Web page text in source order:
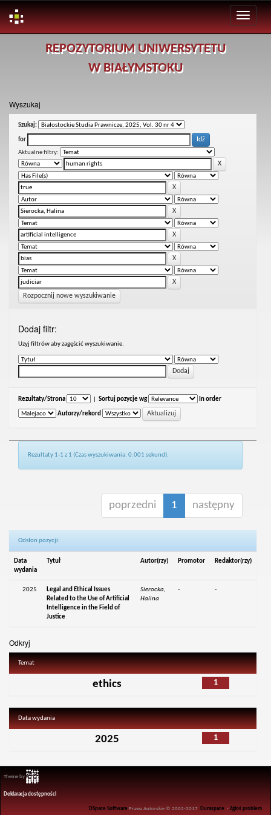
REPOZYTORIUM UNIWERSYTETU
W BIAŁYMSTOKU
Wyszukaj
Szukaj:
for
Aktualne filtry:
Rozpocznij nowe wyszukiwanie
Dodaj filtr:
Uzyj filtrów aby zagęścić wyszukiwanie.
Rezultaty/Strona Sortuj pozycje wg In order
Autorzy/rekord
Rezultaty 1-1 z 1 (Czas wyszukiwania: 0.001 sekund).
poprzedni 1 następny
Odsłon pozycji:
Data
wydania
Tytuł Autor(rzy) Promotor Redaktor(rzy)
2025
Legal and Ethical Issues
Related to the Use of Artificial
Intelligence in the Field of
Justice
Sierocka,
Halina
- -
Odkryj
Temat
1
ethics
Data wydania
1
2025
Theme by
Deklaracja dostępności
DSpace Software Prawa Autorskie © 2002-2017 Duraspace -Zgłoś problem